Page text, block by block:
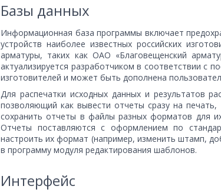
Базы данных
Информационная база программы включает
устройств наиболее известных российских
арматуры, таких как ОАО «Благовещенский
актуализируется разработчиком в соответствии с
изготовителей и может быть дополнена
Для распечатки исходных данных и результатов
позволяющий как вывести отчеты сразу на
сохранить отчеты в файлы разных форматов для
Отчеты поставляются с оформлением по
настроить их формат (например, изменить штамп,
в программу модуля редактирования шаблонов.
Интерфейс